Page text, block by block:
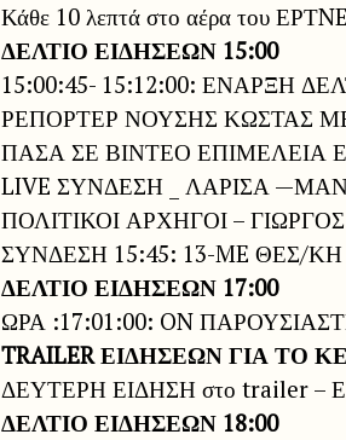
Κάθε 10 λεπτά στο αέρα του
ΔΕΛΤΙΟ ΕΙΔΗΣΕΩΝ 15:00
15:00:45- 15:12:00: ΕΝΑΡΞΗ
ΡΕΠΟΡΤΕΡ ΝΟΥΣΗΣ ΚΩΣΤΑΣ
ΠΑΣΑ ΣΕ ΒΙΝΤΕΟ ΕΠΙΜΕΛΕΙΑ
LIVE ΣΥΝΔΕΣΗ _ ΛΑΡΙΣΑ
ΠΟΛΙΤΙΚΟΙ ΑΡΧΗΓΟΙ –
ΣΥΝΔΕΣΗ 15:45: 13-ME ΘΕΣ/
ΔΕΛΤΙΟ ΕΙΔΗΣΕΩΝ 17:00
ΩΡΑ :17:01:00: ON
TRAILER ΕΙΔΗΣΕΩΝ ΓΙΑ ΤΟ
ΔΕΥΤΕΡΗ ΕΙΔΗΣΗ στο trailer
ΔΕΛΤΙΟ ΕΙΔΗΣΕΩΝ 18:00